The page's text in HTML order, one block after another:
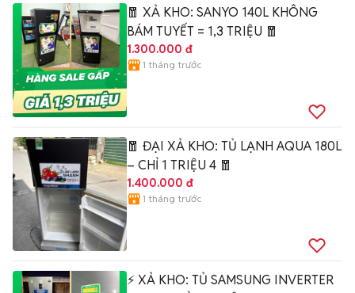
🧧 XẢ KHO: SANYO 140L KHÔNG
BÁM TUYẾT = 1,3 TRIỆU 🧧
1.300.000 đ
1 tháng trước
🧧 ĐẠI XẢ KHO: TỦ LẠNH AQUA 180L
– CHỈ 1 TRIỆU 4 🧧
1.400.000 đ
1 tháng trước
⚡ XẢ KHO: TỦ SAMSUNG INVERTER